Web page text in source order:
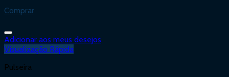
Comprar
Adicionar aos meus desejos
Visualização Rápida
Pulseira